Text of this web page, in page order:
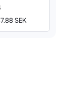
SEK